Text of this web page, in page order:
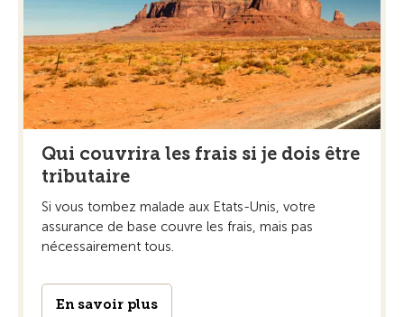
Qui couvrira les frais si je dois être
tributaire
Si vous tombez malade aux Etats-Unis, votre
assurance de base couvre les frais, mais pas
nécessairement tous.
En savoir plus